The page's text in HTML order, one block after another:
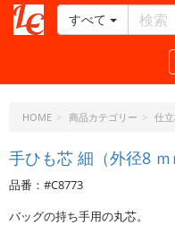
ー
ラ
ト・
ド
ッ
ト・
すべて
HOME 商品カテゴリー 仕
手ひも芯 細（外径8 ｍ
品番：#C8773
バッグの持ち手用の丸芯。